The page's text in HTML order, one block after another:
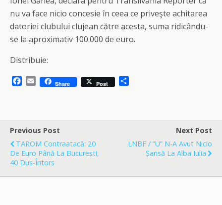
nu va face nicio concesie în ceea ce priveşte achitarea
datoriei clubului clujean către acesta, suma ridicându-
se la aproximativ 100.000 de euro.
Distribuie:
b
o
o
k
E
l
Share Post
e
Previous Post
TAROM Contraatacă: 20
De Euro Până La București,
40 Dus-Întors
Next Post
LNBF / ”U” N-A Avut Nicio
Șansă La Alba Iulia